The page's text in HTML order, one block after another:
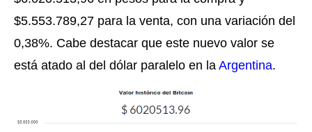
$5.553.789,27 para la venta, con una variación del
0,38%. Cabe destacar que este nuevo valor se
está atado al del dólar paralelo en la Argentina.